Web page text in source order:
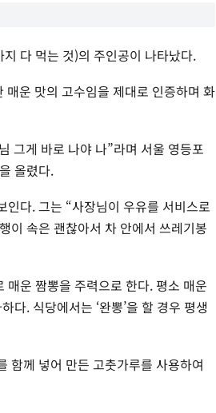
다 먹는 것)의 주인공이 나타났다.
매운 맛의 고수임을 제대로 인증하며 화
그게 바로 나야 나”라며 서울 영등포
올렸다.
다. 그는 “사장님이 우유를 서비스로
이 속은 괜찮아서 차 안에서 쓰레기봉
운 짬뽕을 주력으로 한다. 평소 매운
다. 식당에서는 ‘완뽕’을 할 경우 평생
함께 넣어 만든 고춧가루를 사용하여